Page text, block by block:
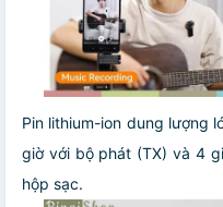
Pin lithium-ion dung lượng
giờ với bộ phát (TX) và 4
hộp sạc.